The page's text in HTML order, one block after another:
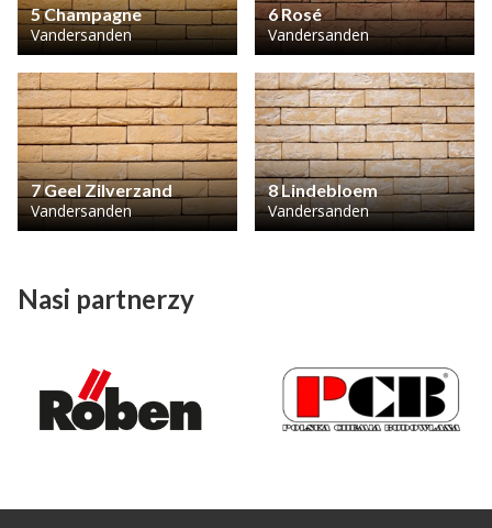
5 Champagne
Vandersanden
6 Rosé
Vandersanden
7 Geel Zilverzand
Vandersanden
8 Lindebloem
Vandersanden
Nasi partnerzy